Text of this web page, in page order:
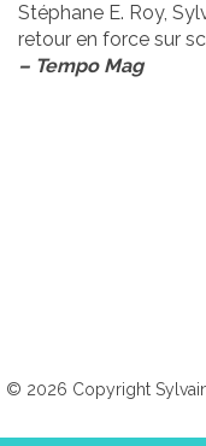
Stéphane E. Roy,
retour en force sur
– Tempo Mag
© 2026 Copyright